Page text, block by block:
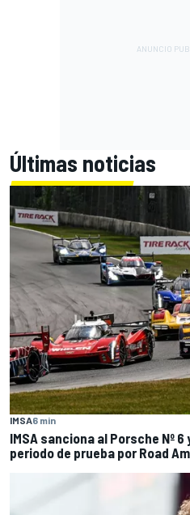
Últimas noticias
IMSA6 min
IMSA sanciona al Porsche Nº
periodo de prueba por Road